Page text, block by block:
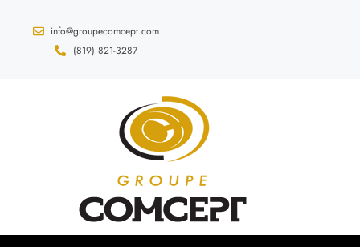
info@groupecomcept.com
(819) 821-3287